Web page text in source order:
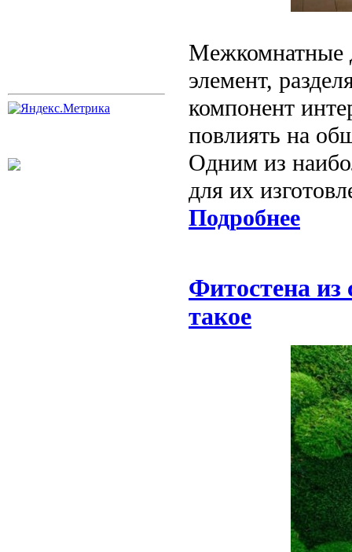
Межкомнатные
элемент,
компонент
повлиять на
Одним из
для их
Подробнее
Фитостена из
такое